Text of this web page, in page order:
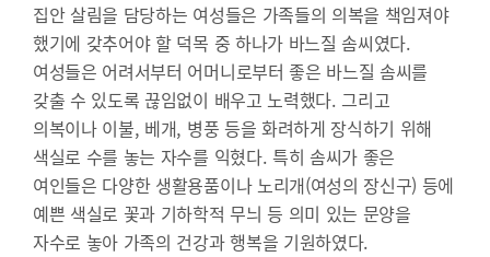
집안 살림을 담당하는 여성들은 가족들의 의복을 책임져야
했기에 갖추어야 할 덕목 중 하나가 바느질 솜씨였다.
여성들은 어려서부터 어머니로부터 좋은 바느질 솜씨를
갖출 수 있도록 끊임없이 배우고 노력했다. 그리고
의복이나 이불, 베개, 병풍 등을 화려하게 장식하기 위해
색실로 수를 놓는 자수를 익혔다. 특히 솜씨가 좋은
여인들은 다양한 생활용품이나 노리개(여성의 장신구) 등에
예쁜 색실로 꽃과 기하학적 무늬 등 의미 있는 문양을
자수로 놓아 가족의 건강과 행복을 기원하였다.